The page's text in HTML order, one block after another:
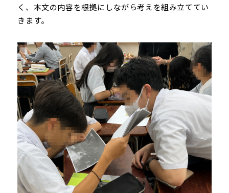
く、本文の内容を根拠にしながら考えを組み立ててい
きます。